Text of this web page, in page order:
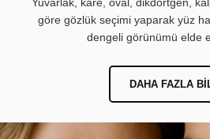
Yuvarlak, kare, oval, dikdörtgen,
göre gözlük seçimi yaparak yüz
dengeli görünümü elde
DAHA FAZLA